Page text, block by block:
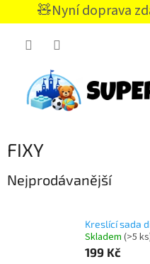
🧸Nyní doprava
CZK
FIXY
Nejprodávanější
Kreslící sada
Skladem (>5
199 Kč